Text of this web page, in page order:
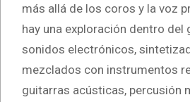
más allá de los coros y la voz
hay una exploración dentro del
sonidos electrónicos,
mezclados con instrumentos
guitarras acústicas, percusión